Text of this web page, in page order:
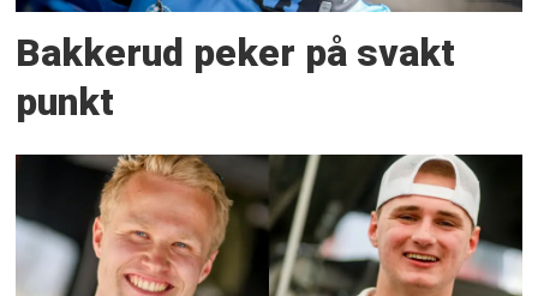
Bakkerud peker på svakt
punkt